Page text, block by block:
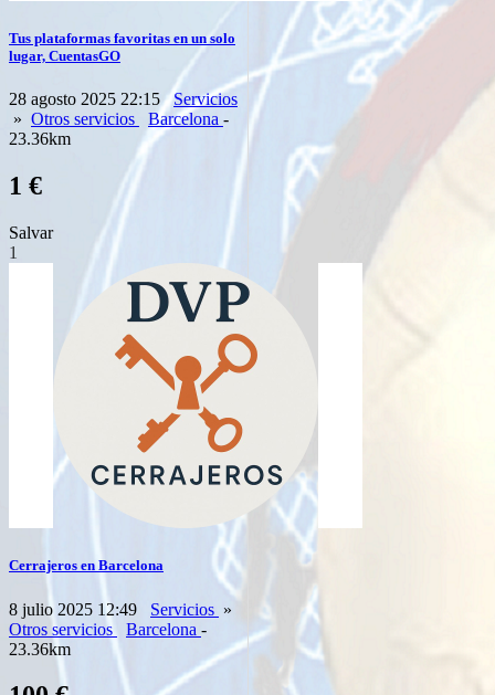
Tus plataformas favoritas en un solo
lugar, CuentasGO
28 agosto 2025 22:15 Servicios
» Otros servicios Barcelona -
23.36km
1 €
Salvar
1
Cerrajeros en Barcelona
8 julio 2025 12:49 Servicios »
Otros servicios
Barcelona -
23.36km